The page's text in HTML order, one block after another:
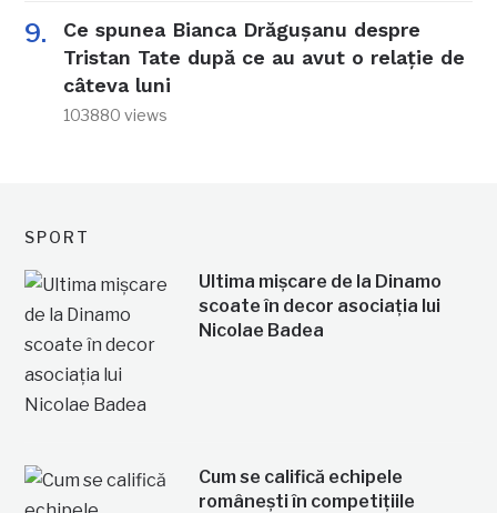
Ce spunea Bianca Drăgușanu despre
Tristan Tate după ce au avut o relație de
câteva luni
103880 views
SPORT
Ultima mișcare de la Dinamo
scoate în decor asociația lui
Nicolae Badea
Cum se califică echipele
românești în competițiile